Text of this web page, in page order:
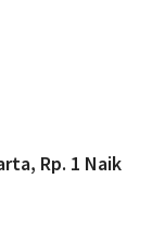
Rp. 1 Naik